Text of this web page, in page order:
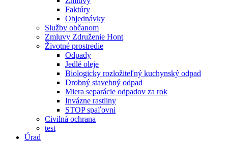
Faktúry
Objednávky
Služby občanom
Zmluvy Združenie Hont
Životné prostredie
Odpady
Jedlé oleje
Biologicky rozložiteľný kuchynský odpad
Drobný stavebný odpad
Miera separácie odpadov za rok
Invázne rastliny
STOP spaľovni
Civilná ochrana
test
Úrad